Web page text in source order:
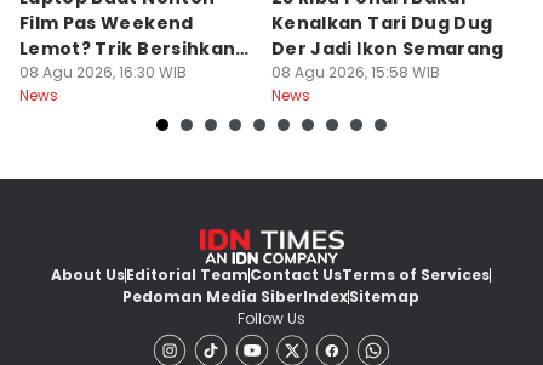
Film Pas Weekend
Lemot? Trik Bersihkan
Junk File Tanpa Install
Ulang
08 Agu 2026, 16:30 WIB
News
Kenalkan Tari Dug Dug
Der Jadi Ikon Semarang
08 Agu 2026, 15:58 WIB
News
About UsEditorial TeamContact UsTerms of Services
Pedoman Media SiberIndexSitemap
Follow Us